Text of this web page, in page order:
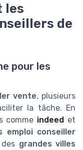
les
de
pour les
vente, plusieurs
la tâche. En
comme indeed et
emploi conseiller
grandes villes